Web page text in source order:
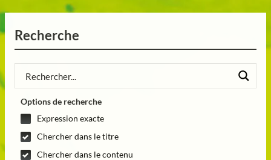
Recherche
Options de recherche
Expression exacte
Chercher dans le titre
Chercher dans le contenu